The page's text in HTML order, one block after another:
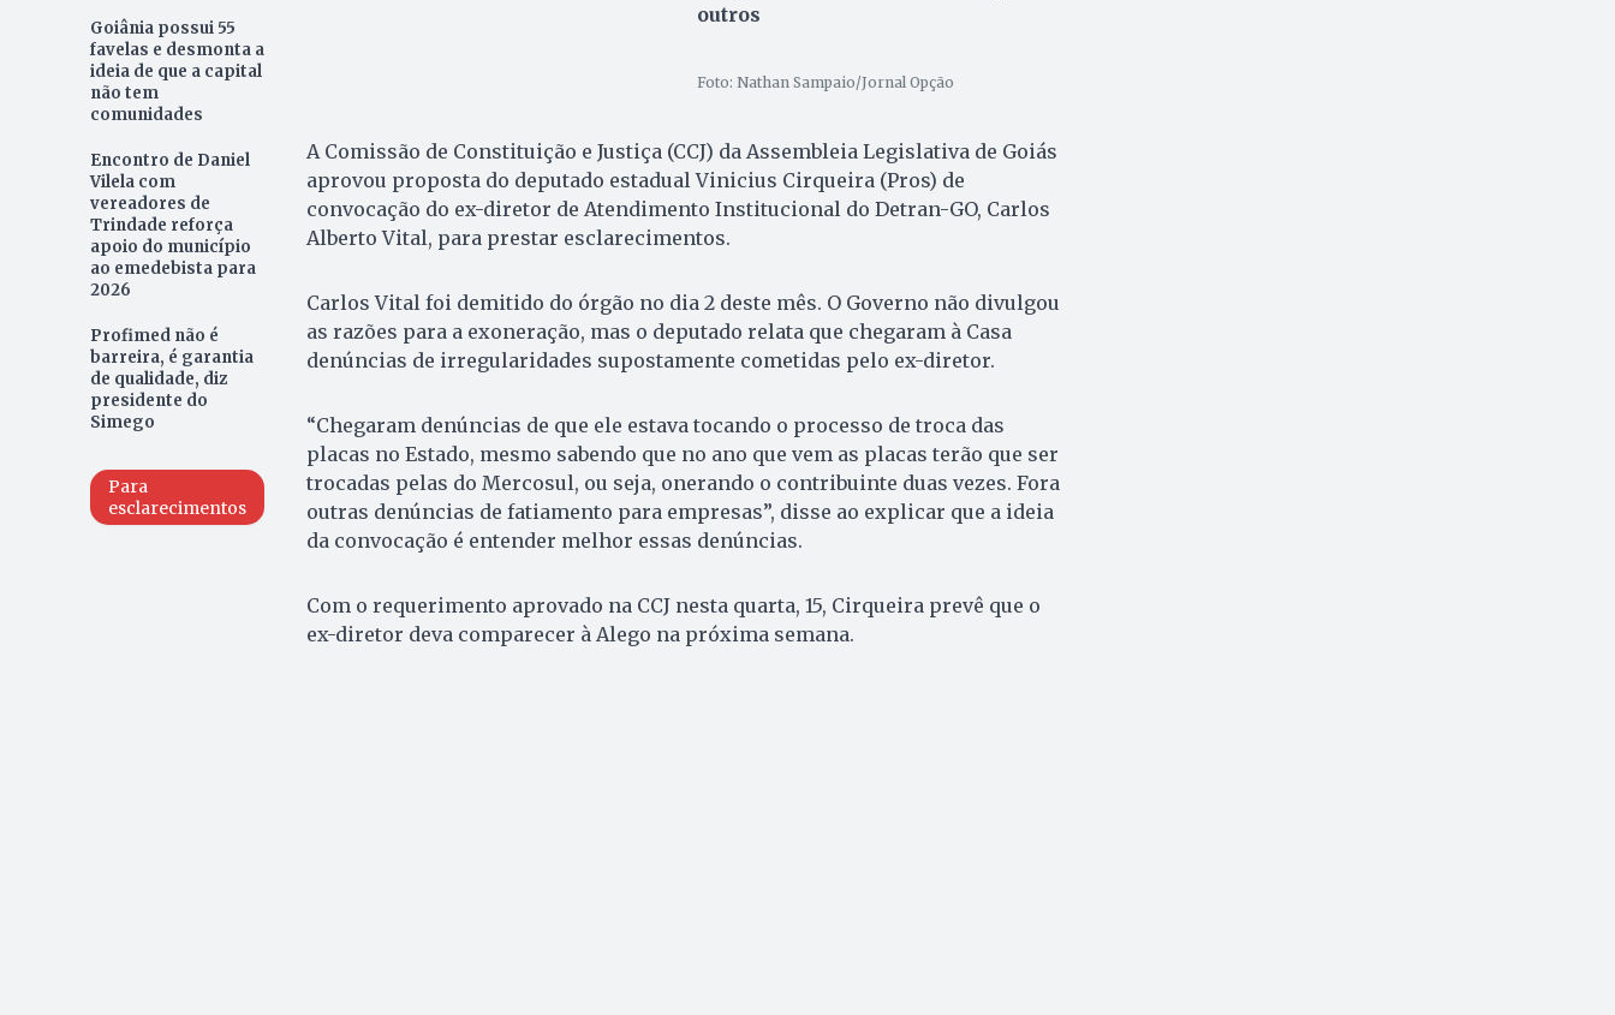
Goiânia possui 55
favelas e desmonta a
ideia de que a capital
não tem
comunidades
Encontro de Daniel
Vilela com
vereadores de
Trindade reforça
apoio do município
ao emedebista para
2026
Profimed não é
barreira, é garantia
de qualidade, diz
presidente do
Simego
Para
esclarecimentos
outros
Foto: Nathan Sampaio/Jornal Opção
A Comissão de Constituição e Justiça (CCJ) da Assembleia Legislativa de Goiás
aprovou proposta do deputado estadual Vinicius Cirqueira (Pros) de
convocação do ex-diretor de Atendimento Institucional do Detran-GO, Carlos
Alberto Vital, para prestar esclarecimentos.
Carlos Vital foi demitido do órgão no dia 2 deste mês. O Governo não divulgou
as razões para a exoneração, mas o deputado relata que chegaram à Casa
denúncias de irregularidades supostamente cometidas pelo ex-diretor.
“Chegaram denúncias de que ele estava tocando o processo de troca das
placas no Estado, mesmo sabendo que no ano que vem as placas terão que ser
trocadas pelas do Mercosul, ou seja, onerando o contribuinte duas vezes. Fora
outras denúncias de fatiamento para empresas”, disse ao explicar que a ideia
da convocação é entender melhor essas denúncias.
Com o requerimento aprovado na CCJ nesta quarta, 15, Cirqueira prevê que o
ex-diretor deva comparecer à Alego na próxima semana.